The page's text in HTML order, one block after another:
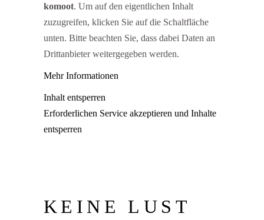
komoot. Um auf den eigentlichen Inhalt
zuzugreifen, klicken Sie auf die Schaltfläche
unten. Bitte beachten Sie, dass dabei Daten an
Drittanbieter weitergegeben werden.
Mehr Informationen
Inhalt entsperren
Erforderlichen Service akzeptieren und Inhalte
entsperren
KEINE LUST